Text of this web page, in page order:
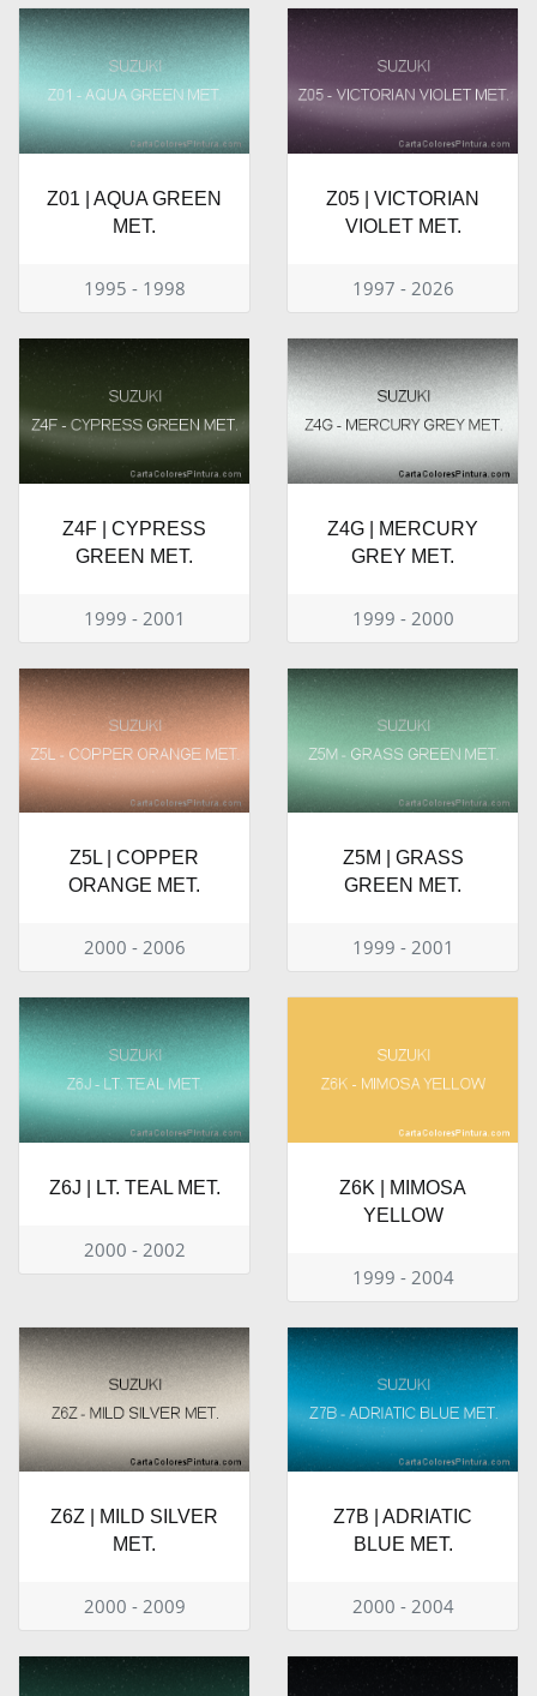
Z01 | AQUA GREEN
MET.
1995 - 1998
Z05 | VICTORIAN
VIOLET MET.
1997 - 2026
Z4F | CYPRESS
GREEN MET.
1999 - 2001
Z4G | MERCURY
GREY MET.
1999 - 2000
Z5L | COPPER
ORANGE MET.
2000 - 2006
Z5M | GRASS
GREEN MET.
1999 - 2001
Z6J | LT. TEAL MET.
2000 - 2002
Z6K | MIMOSA
YELLOW
1999 - 2004
Z6Z | MILD SILVER
MET.
2000 - 2009
Z7B | ADRIATIC
BLUE MET.
2000 - 2004